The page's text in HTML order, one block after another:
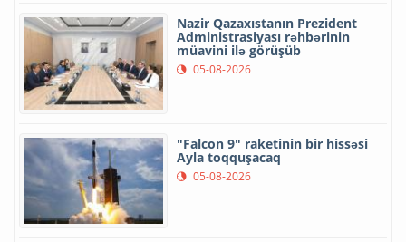
Nazir Qazaxıstanın Prezident
Administrasiyası rəhbərinin
müavini ilə görüşüb
05-08-2026
"Falcon 9" raketinin bir hissəsi
Ayla toqquşacaq
05-08-2026